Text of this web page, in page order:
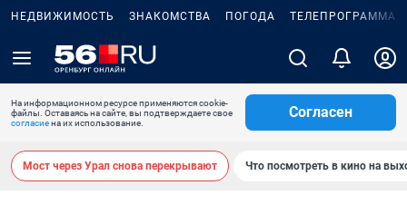
НЕДВИЖИМОСТЬ ЗНАКОМСТВА ПОГОДА ТЕЛЕПРОГРАММА
На информационном ресурсе применяются cookie-
файлы. Оставаясь на сайте, вы подтверждаете свое
согласиена их использование.
Согласен
Мост через Урал снова перекрывают Что посмотреть в кино на